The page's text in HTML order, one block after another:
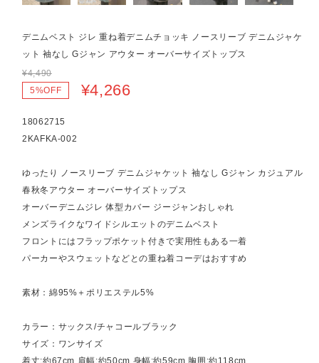
デニムベスト ジレ 重ね着デニムチョッキ ノースリーブ デニムジャケ
ット 袖なし Gジャン アウター オーバーサイズトップス
¥4,490
5%OFF
¥4,266
18062715
2KAFKA-002
ゆったり ノースリーブ デニムジャケット 袖なし Gジャン カジュアル
春秋冬アウター オーバーサイズトップス
オーバーデニムジレ 体型カバー ジージャンおしゃれ
メンズライクなワイドシルエットのデニムベスト
フロントにはフラップポケット付きで実用性もある一着
パーカーやスウェットなどとの重ね着コーデはおすすめ
素材：綿95%＋ポリエステル5%
カラー：サックス/チャコールブラック
サイズ：ワンサイズ
着丈:約67cm 肩幅:約50cm 身幅:約59cm 胸囲:約118cm